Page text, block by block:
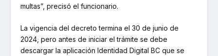
multas”, precisó el funcionario.
La vigencia del decreto termina el 30 de junio de
2024, pero antes de iniciar el trámite se debe
descargar la aplicación Identidad Digital BC que se